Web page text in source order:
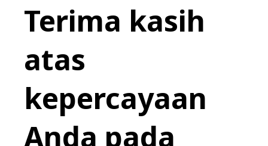
Terima kasih
atas
kepercayaan
Anda pada